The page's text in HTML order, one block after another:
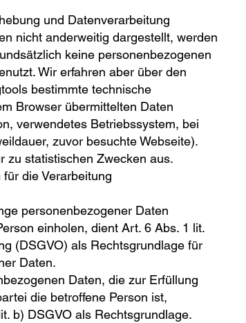
und Datenverarbeitung
nicht anderweitig dargestellt, werden
keine personenbezogenen
Wir erfahren aber über den
bestimmte technische
Browser übermittelten Daten
verwendetes Betriebssystem, bei
zuvor besuchte Webseite).
zu statistischen Zwecken aus.
die Verarbeitung
personenbezogener Daten
einholen, dient Art. 6 Abs. 1 lit.
(DSGVO) als Rechtsgrundlage für
Daten.
Daten, die zur Erfüllung
die betroffene Person ist,
b) DSGVO als Rechtsgrundlage.